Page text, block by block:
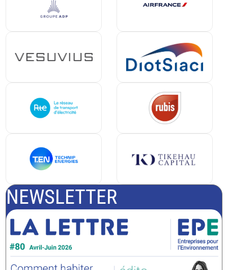
NEWSLETTER